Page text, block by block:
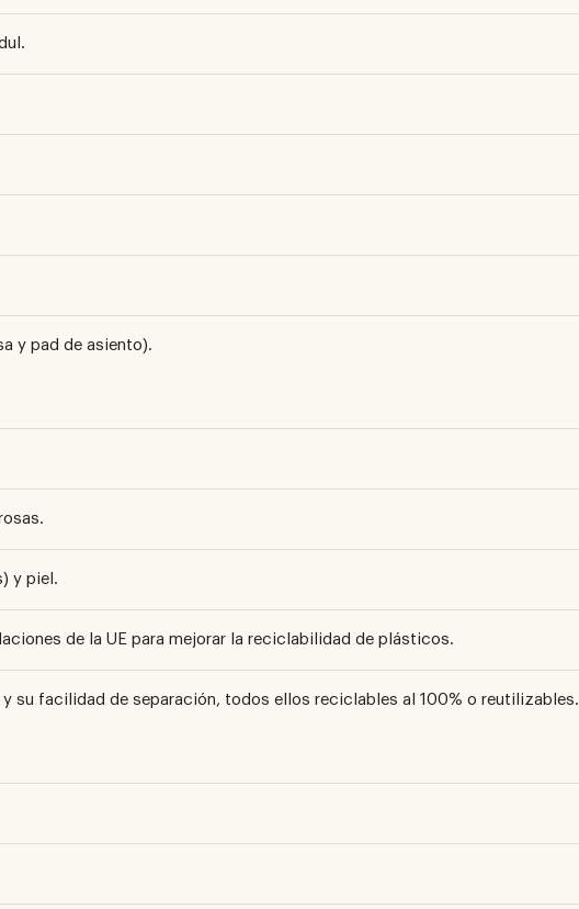
y pad de asiento).
y piel.
de la UE para mejorar la reciclabilidad de plásticos.
su facilidad de separación, todos ellos reciclables al 100% o reutilizables.